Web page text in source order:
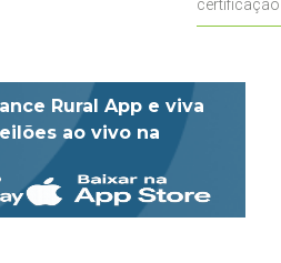
Rural App e viva
ao vivo na